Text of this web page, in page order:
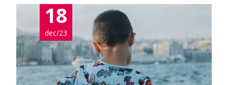
18
dec/23